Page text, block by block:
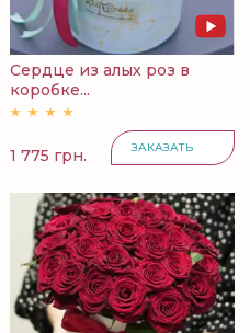
Сердце из алых роз в
коробке...
1 775 грн. ЗАКАЗАТЬ